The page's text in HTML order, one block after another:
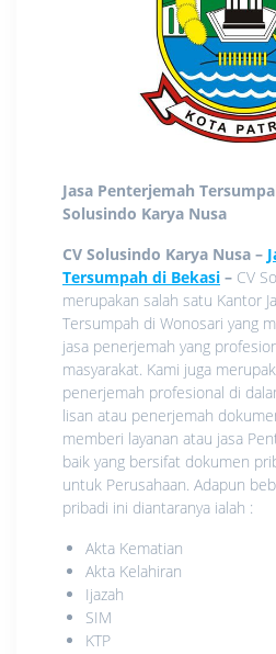
Jasa Penterjemah
Solusindo Karya Nusa
CV Solusindo Karya Nusa –
Tersumpah di Bekasi – CV
merupakan salah satu Kantor
Tersumpah di Wonosari yang
jasa penerjemah yang
masyarakat. Kami juga
penerjemah profesional di
lisan atau penerjemah
memberi layanan atau jasa
baik yang bersifat dokumen
untuk Perusahaan. Adapun
pribadi ini diantaranya ialah :
Akta Kematian
Akta Kelahiran
Ijazah
SIM
KTP